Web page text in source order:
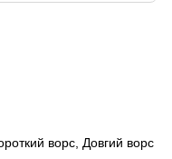
ворс, Довгий ворс